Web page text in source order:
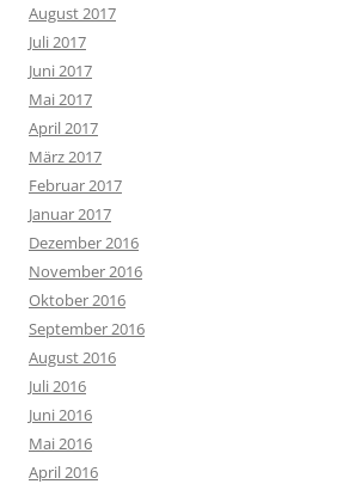
August 2017
Juli 2017
Juni 2017
Mai 2017
April 2017
März 2017
Februar 2017
Januar 2017
Dezember 2016
November 2016
Oktober 2016
September 2016
August 2016
Juli 2016
Juni 2016
Mai 2016
April 2016